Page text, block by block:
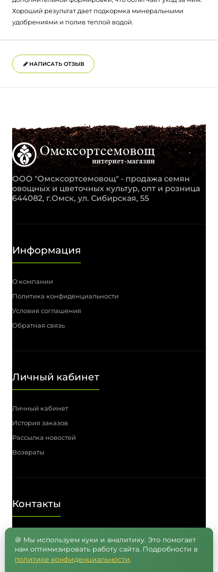
Хороший результат дает подкормка минеральными
удобрениями и полив теплой водой.
НАПИСАТЬ ОТЗЫВ
ООО "Омсксортсемовощ" - продажа семян
овощных и цветочных культур, опт и розница
644082, г.Омск, ул. Сибирская, 55
Информация
О компании
Политика конфиденциальности
Условия соглашения
Обратная связь
Личный кабинет
Личный кабинет
История заказов
Рассылка новостей
Возвраты
Контакты
8 (962) 050-05-65, 8 (965) 875-75-55
E-mail: info@semenavomske.ru
🍪 Мы используем куки и аналитику. Это помогает
нам оптимизировать работу сайта. Подробности в
политике конфиденциальности.